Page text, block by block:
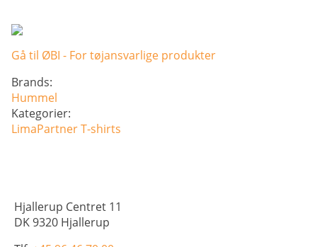
shirt
-
Dame
Gå til ØBI - For tøjansvarlige produkter
Brands:
Hummel
Kategorier:
LimaPartnerT-shirts
Hjallerup Centret 11
DK 9320 Hjallerup